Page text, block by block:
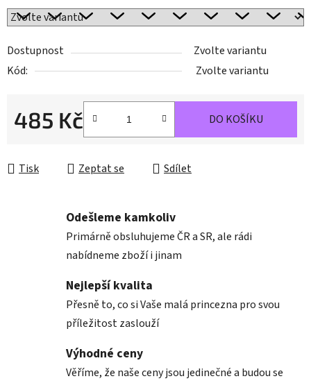
Dostupnost
Zvolte variantu
Kód:
Zvolte variantu
485 Kč DO KOŠÍKU
Tisk Zeptat se Sdílet
Odešleme kamkoliv
Primárně obsluhujeme ČR a SR, ale rádi
nabídneme zboží i jinam
Nejlepší kvalita
Přesně to, co si Vaše malá princezna pro svou
příležitost zaslouží
Výhodné ceny
Věříme, že naše ceny jsou jedinečné a budou se